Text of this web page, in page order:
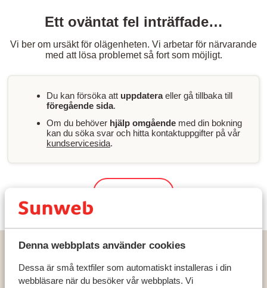
Denna webbplats använder cookies
Dessa är små textfiler som automatiskt installeras i din
webbläsare när du besöker vår webbplats. Vi
Ett oväntat fel inträffade…
Vi ber om ursäkt för olägenheten. Vi arbetar för närvarande
med att lösa problemet så fort som möjligt.
Du kan försöka att uppdateraeller gå tillbaka till
föregående sida.
Om du behöver hjälp omgående med din bokning
kan du söka svar och hitta kontaktuppgifter på vår
kundservicesida.
Hem Solresor Portugal
Algarvekusten
Santa Luzia Tavira
Apartments Pedras del Rei